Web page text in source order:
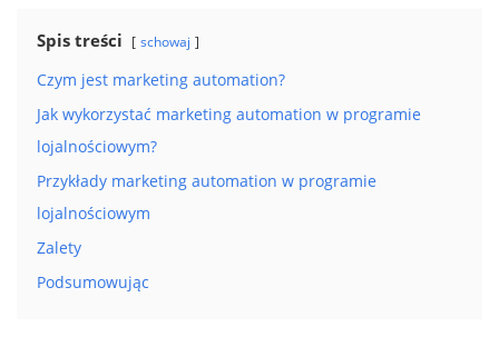
Spis treści schowaj
Czym jest marketing automation?
Jak wykorzystać marketing automation w programie
lojalnościowym?
Przykłady marketing automation w programie
lojalnościowym
Zalety
Podsumowując